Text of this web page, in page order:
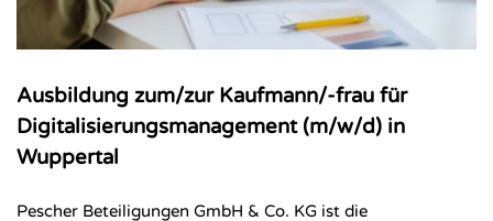
Ausbildung zum/zur Kaufmann/-frau für
Digitalisierungsmanagement (m/w/d) in
Wuppertal
Pescher Beteiligungen GmbH & Co. KG ist die